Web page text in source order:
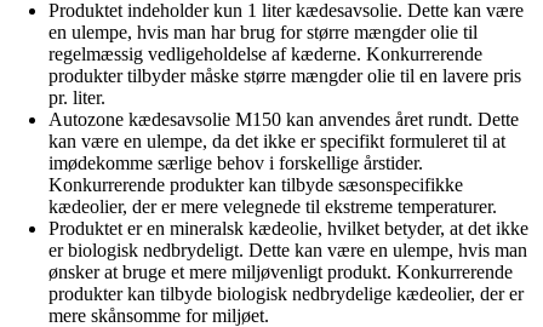
Produktet indeholder kun 1 liter kædesavsolie. Dette kan være
en ulempe, hvis man har brug for større mængder olie til
regelmæssig vedligeholdelse af kæderne. Konkurrerende
produkter tilbyder måske større mængder olie til en lavere pris
pr. liter.
Autozone kædesavsolie M150 kan anvendes året rundt. Dette
kan være en ulempe, da det ikke er specifikt formuleret til at
imødekomme særlige behov i forskellige årstider.
Konkurrerende produkter kan tilbyde sæsonspecifikke
kædeolier, der er mere velegnede til ekstreme temperaturer.
Produktet er en mineralsk kædeolie, hvilket betyder, at det ikke
er biologisk nedbrydeligt. Dette kan være en ulempe, hvis man
ønsker at bruge et mere miljøvenligt produkt. Konkurrerende
produkter kan tilbyde biologisk nedbrydelige kædeolier, der er
mere skånsomme for miljøet.